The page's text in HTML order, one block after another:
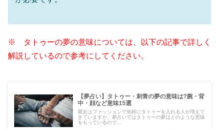
※ タトゥーの夢の意味については、以下の記事で詳しく
解説しているので参考にしてください。
【夢占い】タトゥー・刺青の夢の意味は?腕・背
中・顔など意味15選
最近はファッションで気軽にタトゥーを入れる人が増えて
きていますが、夢占いではタトゥーの夢はどのような意味
をもっているので...